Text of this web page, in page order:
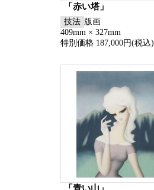
「赤い塔」
技法 版画
409mm × 327mm
特別価格 187,000円(税込)
「青い山」